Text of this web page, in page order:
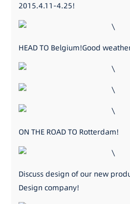
2015.4.11-4.25!
HEAD TO Belgium!Good
ON THE ROAD TO Rotterdam!
Discuss design of our new
Design company!